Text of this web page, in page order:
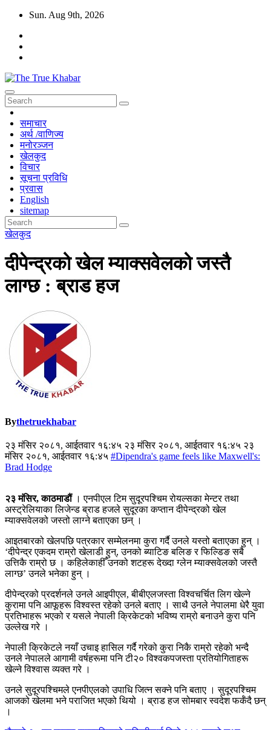
Skip
content
Sun. Aug 9th, 2026
The True Khabar
सत्य, निष्पक्ष र विश्वासिलो खबर True, Fair And Reliable News
समाचार
अर्थ /वाणिज्य
मनोरञ्जन
खेलकुद
विचार
सूचना प्रविधि
प्रवास
English
sitemap
खेलकुद
दीपेन्द्रको खेल म्याक्सवेलको जस्तै
लाग्छ : ब्राड हज
Bythetruekhabar
२३ मंसिर २०८१, आईतवार १६:४५ २३ मंसिर २०८१, आईतवार १६:४५ २३
मंसिर २०८१, आईतवार १६:४५ #Dipendra's game feels like Maxwell's:
Brad Hodge
२३ मंसिर, काठमाडौं। एनपीएल टिम सुदूरपश्चिम रोयल्सका मेन्टर तथा
अस्ट्रेलियाका लिजेन्ड ब्राड हजले सुदूरका कप्तान दीपेन्द्रको खेल
म्याक्सवेलको जस्तो लाग्ने बताएका छन् ।
आइतबारको खेलपछि पत्रकार सम्मेलनमा कुरा गर्दै उनले यस्तो बताएका हुन् ।
‘दीपेन्द्र एकदम राम्रो खेलाडी हुन्, उनको ब्याटिङ बलिङ र फिल्डिङ सबै
उत्तिकै राम्रो छ । कहिलेकाहीँ उनको शटहरू देख्दा ग्लेन म्याक्सवेलको जस्तै
लाग्छ’ उनले भनेका हुन् ।
दीपेन्द्रको प्रदर्शनले उनले आइपीएल, बीबीएलजस्ता विश्वचर्चित लिग खेल्ने
कुरामा पनि आफूहरू विश्वस्त रहेको उनले बताए । साथै उनले नेपालमा धेरै युवा
प्रतिभाहरू भएको र यसले नेपाली क्रिकेटको भविष्य राम्रो बनाउने कुरा पनि
उल्लेख गरे ।
नेपाली क्रिकेटले नयाँ उचाइ हासिल गर्दै गरेको कुरा निकै राम्रो रहेको भन्दै
उनले नेपालले आगामी वर्षहरूमा पनि टी२० विश्वकपजस्ता प्रतियोगिताहरू
खेल्ने विश्वास व्यक्त गरे ।
उनले सुदूरपश्चिमले एनपीएलको उपाधि जित्न सक्ने पनि बताए । सुदूरपश्चिम
आजको खेलमा भने पराजित भएको थियो । ब्राड हज सोमबार स्वदेश फर्कँदै छन्
।